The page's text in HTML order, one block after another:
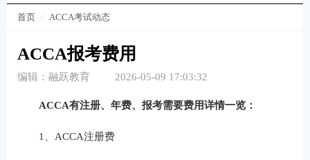
首页 ACCA考试动态
ACCA报考费用
编辑：融跃教育 2026-05-09 17:03:32
ACCA有注册、年费、报考需要费用详情一览：
1、ACCA注册费